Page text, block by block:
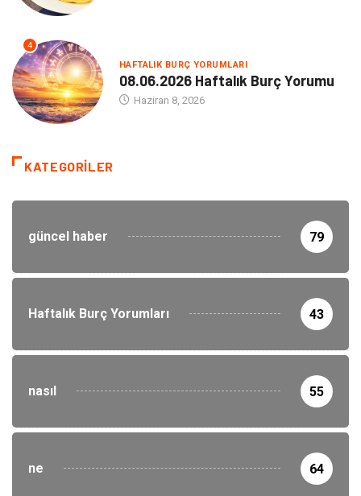
4
HAFTALIK BURÇ YORUMLARI
08.06.2026 Haftalık Burç Yorumu
Haziran 8, 2026
KATEGORILER
güncel haber 79
Haftalık Burç Yorumları 43
nasıl 55
ne 64